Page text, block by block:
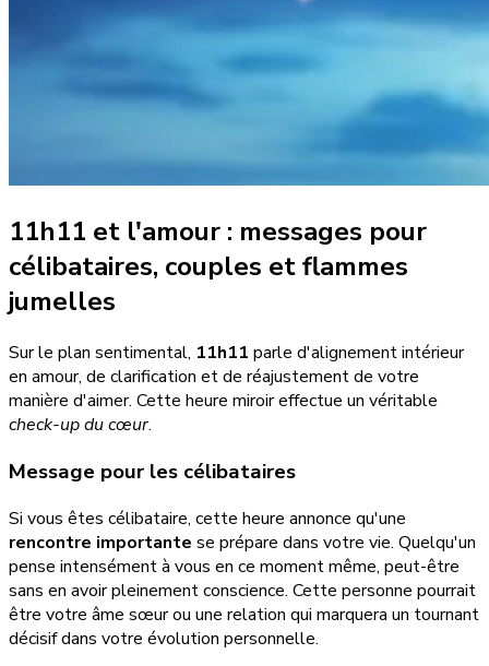
11h11 et l'amour : messages pour
célibataires, couples et flammes
jumelles
Sur le plan sentimental, 11h11 parle d'alignement intérieur
en amour, de clarification et de réajustement de votre
manière d'aimer. Cette heure miroir effectue un véritable
check-up du cœur.
Message pour les célibataires
Si vous êtes célibataire, cette heure annonce qu'une
rencontre importante se prépare dans votre vie. Quelqu'un
pense intensément à vous en ce moment même, peut-être
sans en avoir pleinement conscience. Cette personne pourrait
être votre âme sœur ou une relation qui marquera un tournant
décisif dans votre évolution personnelle.